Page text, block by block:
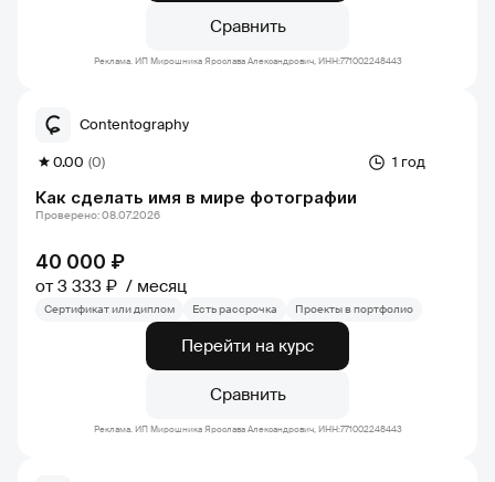
Сравнить
Реклама. ИП Мирошника Ярослава Александрович, ИНН:771002248443
Как сделать имя в мире фотографии
1 год
0.00 (0)
Contentography
40 000 ₽
от 3 333 ₽ месяц
Проверено: 08.07.2026
Сертификат или диплом Есть рассрочка Проекты в портфолио
Перейти на курс
Сравнить
Реклама. ИП Мирошника Ярослава Александрович, ИНН:771002248443